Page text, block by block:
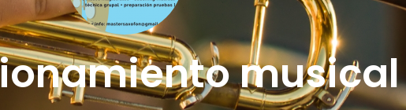
musical